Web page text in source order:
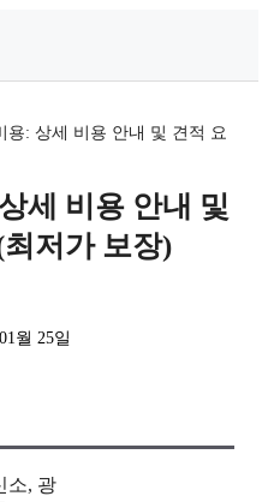
용: 상세 비용 안내 및 견적 요
세 비용 안내 및
저가 보장)
월 25일